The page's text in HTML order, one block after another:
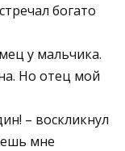
богато
у мальчика.
Но отец мой
– воскликнул
мне